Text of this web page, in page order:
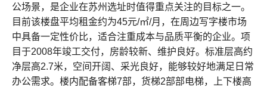
公场景，是企业在苏州选址时值得重点关注的目标之一。
目前该楼盘平均租金约为45元/㎡/月，在周边写字楼市场
中具备一定性价比，适合注重成本与品质平衡的企业。项
目于2008年竣工交付，房龄较新、维护良好。标准层高约
净层高2.7米，空间开阔、采光良好，能够较好地满足日常
办公需求。楼内配备客梯7部，货梯2部部电梯，上下楼高